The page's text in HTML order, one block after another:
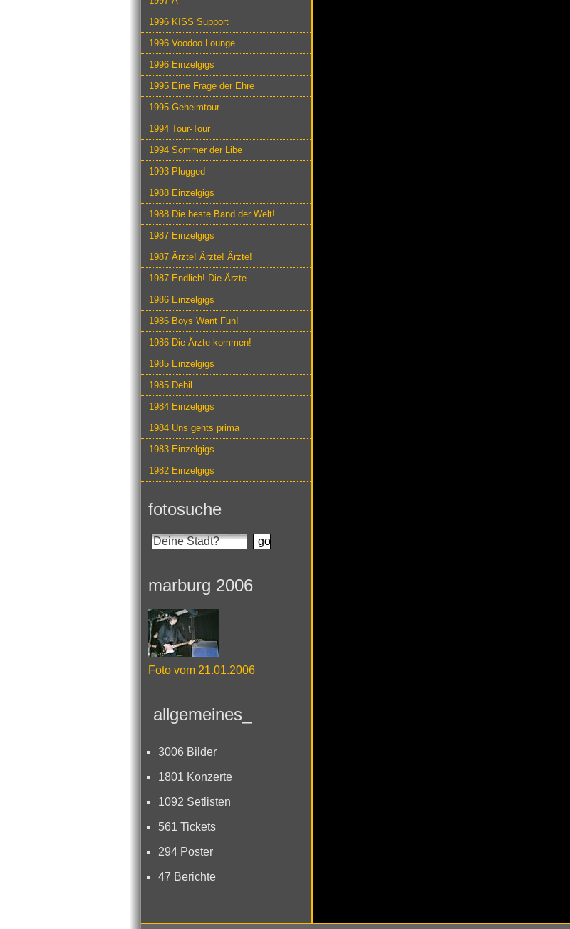
1996 KISS Support
1996 Voodoo Lounge
1996 Einzelgigs
1995 Eine Frage der Ehre
1995 Geheimtour
1994 Tour-Tour
1994 Sömmer der Libe
1993 Plugged
1988 Einzelgigs
1988 Die beste Band der Welt!
1987 Einzelgigs
1987 Ärzte! Ärzte! Ärzte!
1987 Endlich! Die Ärzte
1986 Einzelgigs
1986 Boys Want Fun!
1986 Die Ärzte kommen!
1985 Einzelgigs
1985 Debil
1984 Einzelgigs
1984 Uns gehts prima
1983 Einzelgigs
1982 Einzelgigs
fotosuche
marburg 2006
Foto vom 21.01.2006
allgemeines_
3006 Bilder
1801 Konzerte
1092 Setlisten
561 Tickets
294 Poster
47 Berichte